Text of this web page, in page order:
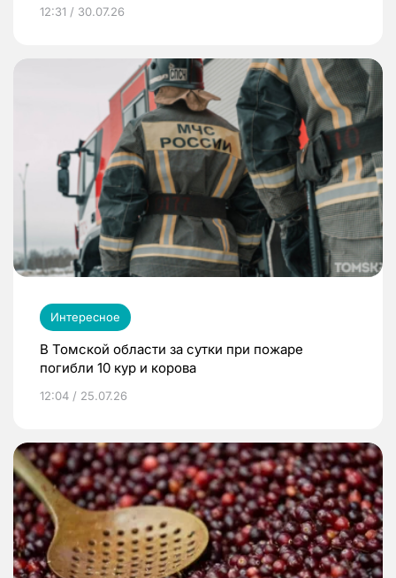
12:31 / 30.07.26
Интересное
В Томской области за сутки при пожаре
погибли 10 кур и корова
12:04 / 25.07.26